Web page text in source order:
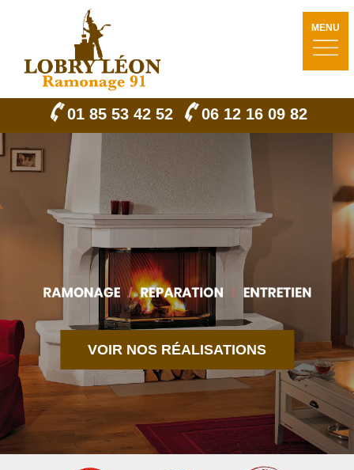
MENU
01 85 53 42 52 06 12 16 09 82
VOIR NOS RÉALISATIONS